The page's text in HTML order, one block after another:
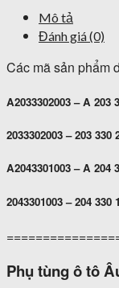
Mô tả
Đánh giá (0)
Các mã sản phẩm
A2033302003 – A 203
2033302003 – 203 330
A2043301003 – A 204
2043301003 – 204 330
Phụ tùng ô tô